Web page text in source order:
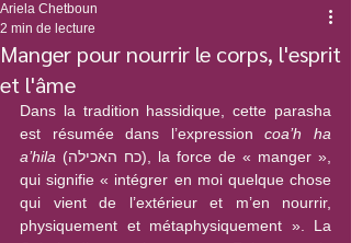
Manger pour nourrir le corps, l'esprit
et l'âme
Ariela Chetboun
2 min de lecture
Dans la tradition hassidique, cette parasha
est résumée dans l’expression coa’h ha
a’hila (כח האכילה), la force de « manger »,
qui signifie « intégrer en moi quelque chose
qui vient de l’extérieur et m’en nourrir,
physiquement et métaphysiquement ». La